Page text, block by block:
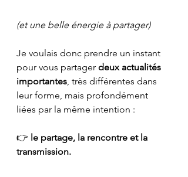
(et une belle énergie à partager)
Je voulais donc prendre un instant
pour vous partager deux actualités
importantes , très différentes dans
leur forme, mais profondément
liées par la même intention :
👉 le partage, la rencontre et la
transmission.